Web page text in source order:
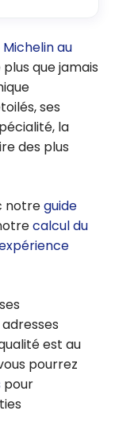
Michelin au
que jamais
ses
la
des plus
notreguide
calcul du
est au
pourrez
pour